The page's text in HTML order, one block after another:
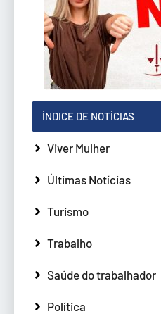
ÍNDICE DE NOTÍCIAS
Viver Mulher
Últimas Notícias
Turismo
Trabalho
Saúde do trabalhador
Política